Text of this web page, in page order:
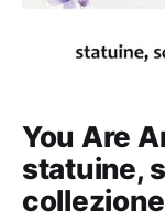
You Are
statuine,
collezione